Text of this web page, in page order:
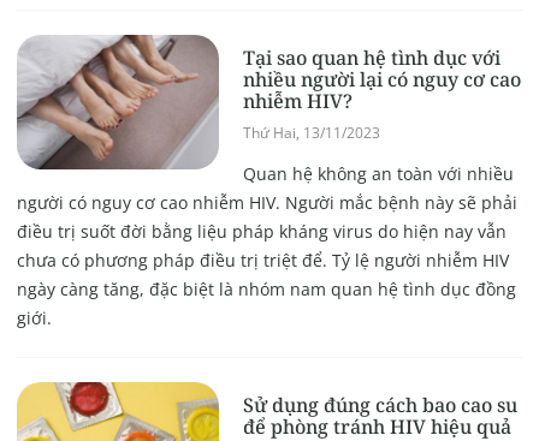
Tại sao quan hệ tình dục với
nhiều người lại có nguy cơ cao
nhiễm HIV?
Thứ Hai, 13/11/2023
Quan hệ không an toàn với nhiều
người có nguy cơ cao nhiễm HIV. Người mắc bệnh này sẽ phải
điều trị suốt đời bằng liệu pháp kháng virus do hiện nay vẫn
chưa có phương pháp điều trị triệt để. Tỷ lệ người nhiễm HIV
ngày càng tăng, đặc biệt là nhóm nam quan hệ tình dục đồng
giới.
Sử dụng đúng cách bao cao su
để phòng tránh HIV hiệu quả